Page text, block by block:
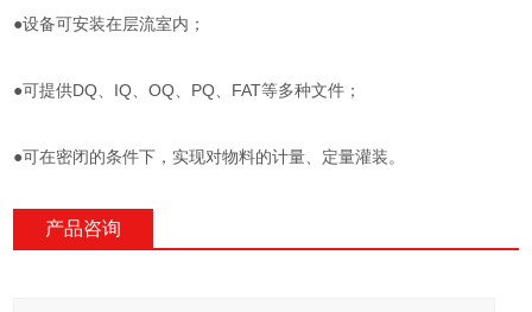
●设备可安装在层流室内；
●可提供DQ、IQ、OQ、PQ、FAT等多种文件；
●可在密闭的条件下，实现对物料的计量、定量灌装。
产品咨询